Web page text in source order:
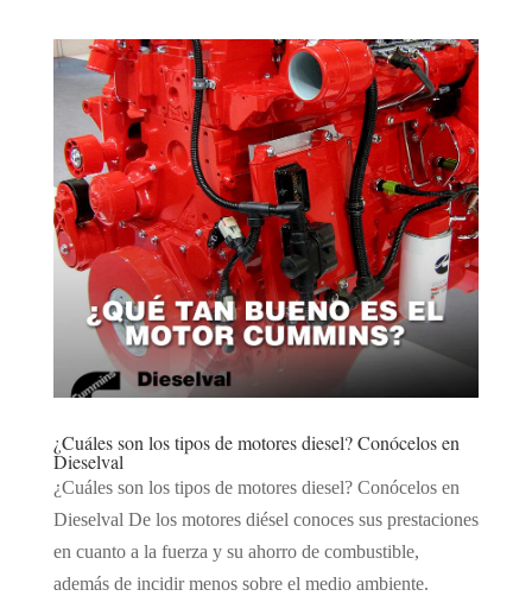
¿Cuáles son los tipos de motores diesel? Conócelos en
Dieselval
¿Cuáles son los tipos de motores diesel? Conócelos en
Dieselval De los motores diésel conoces sus prestaciones
en cuanto a la fuerza y su ahorro de combustible,
además de incidir menos sobre el medio ambiente.